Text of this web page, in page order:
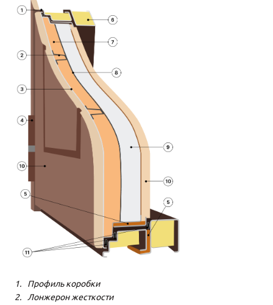
Профиль коробки
Лонжерон жесткости